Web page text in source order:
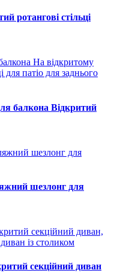
ротангові стільці
балкона Відкритий
шезлонг для
секційний диван